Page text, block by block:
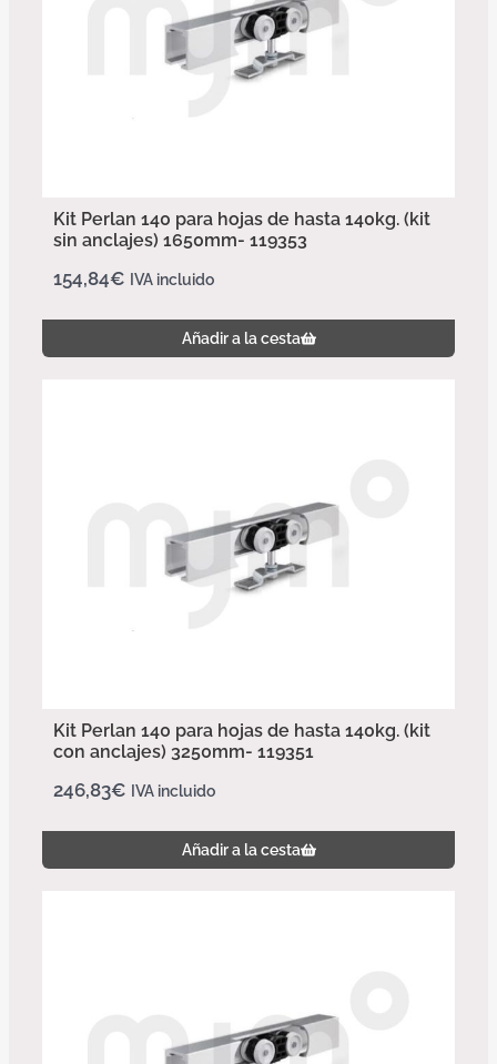
Kit Perlan 140 para hojas de hasta 140kg. (kit
sin anclajes) 1650mm- 119353
154,84€ IVA incluido
Añadir a la cesta
Kit Perlan 140 para hojas de hasta 140kg. (kit
con anclajes) 3250mm- 119351
246,83€ IVA incluido
Añadir a la cesta